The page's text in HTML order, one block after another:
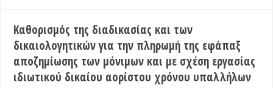
Καθορισμός της διαδικασίας και των
δικαιολογητικών για την πληρωμή της εφάπαξ
αποζημίωσης των μόνιμων και με σχέση εργασίας
ιδιωτικού δικαίου αορίστου χρόνου υπαλλήλων